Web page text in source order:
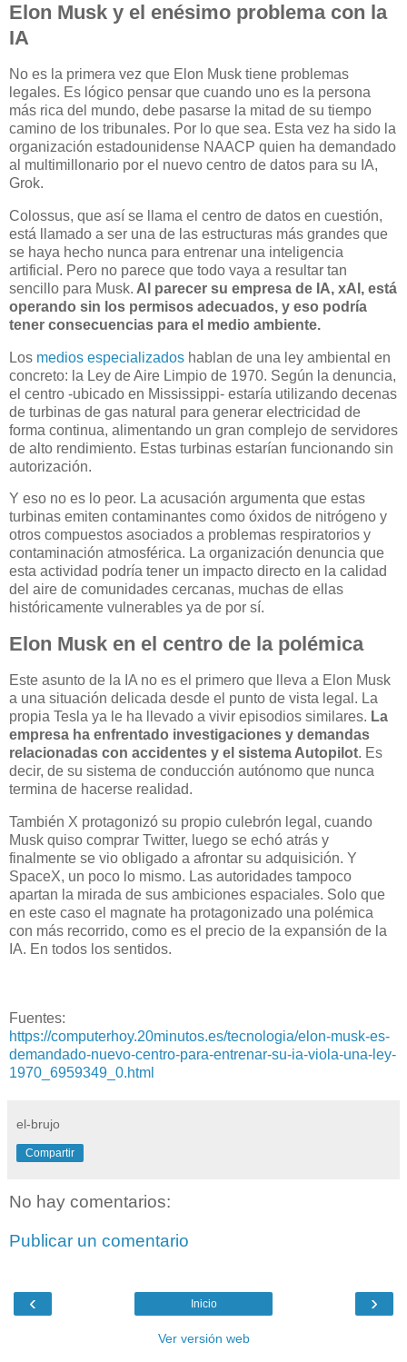
Elon Musk y el enésimo problema con la
IA
No es la primera vez que Elon Musk tiene problemas
legales. Es lógico pensar que cuando uno es la persona
más rica del mundo, debe pasarse la mitad de su tiempo
camino de los tribunales. Por lo que sea. Esta vez ha sido la
organización estadounidense NAACP quien ha demandado
al multimillonario por el nuevo centro de datos para su IA,
Grok.
Colossus, que así se llama el centro de datos en cuestión,
está llamado a ser una de las estructuras más grandes que
se haya hecho nunca para entrenar una inteligencia
artificial. Pero no parece que todo vaya a resultar tan
sencillo para Musk. Al parecer su empresa de IA, xAI, está
operando sin los permisos adecuados, y eso podría
tener consecuencias para el medio ambiente.
Los medios especializados hablan de una ley ambiental en
concreto: la Ley de Aire Limpio de 1970. Según la denuncia,
el centro -ubicado en Mississippi- estaría utilizando decenas
de turbinas de gas natural para generar electricidad de
forma continua, alimentando un gran complejo de servidores
de alto rendimiento. Estas turbinas estarían funcionando sin
autorización.
Y eso no es lo peor. La acusación argumenta que estas
turbinas emiten contaminantes como óxidos de nitrógeno y
otros compuestos asociados a problemas respiratorios y
contaminación atmosférica. La organización denuncia que
esta actividad podría tener un impacto directo en la calidad
del aire de comunidades cercanas, muchas de ellas
históricamente vulnerables ya de por sí.
Elon Musk en el centro de la polémica
Este asunto de la IA no es el primero que lleva a Elon Musk
a una situación delicada desde el punto de vista legal. La
propia Tesla ya le ha llevado a vivir episodios similares. La
empresa ha enfrentado investigaciones y demandas
relacionadas con accidentes y el sistema Autopilot. Es
decir, de su sistema de conducción autónomo que nunca
termina de hacerse realidad.
También X protagonizó su propio culebrón legal, cuando
Musk quiso comprar Twitter, luego se echó atrás y
finalmente se vio obligado a afrontar su adquisición. Y
SpaceX, un poco lo mismo. Las autoridades tampoco
apartan la mirada de sus ambiciones espaciales. Solo que
en este caso el magnate ha protagonizado una polémica
con más recorrido, como es el precio de la expansión de la
IA. En todos los sentidos.
Fuentes:
https://computerhoy.20minutos.es/tecnologia/elon-musk-es-
demandado-nuevo-centro-para-entrenar-su-ia-viola-una-ley-
1970_6959349_0.html
el-brujo
Compartir
No hay comentarios:
Publicar un comentario
‹ ›
Inicio
Ver versión web